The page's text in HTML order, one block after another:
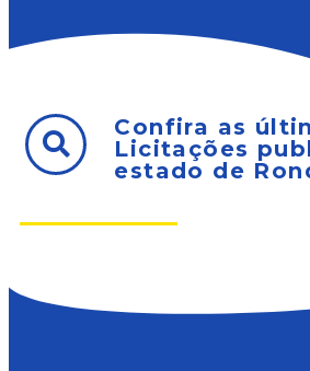
Confira as
Licitações
estado de